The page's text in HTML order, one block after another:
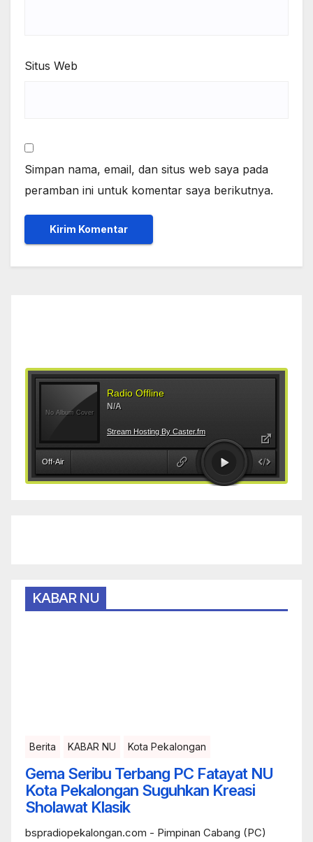
Situs Web
Simpan nama, email, dan situs web saya pada
peramban ini untuk komentar saya berikutnya.
KABAR NU
Berita KABAR NU Kota Pekalongan
Gema Seribu Terbang PC Fatayat NU
Kota Pekalongan Suguhkan Kreasi
Sholawat Klasik
bspradiopekalongan.com - Pimpinan Cabang (PC)